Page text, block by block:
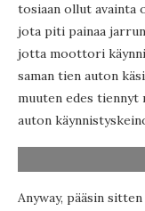
tosiaan ollut avainta
jota piti painaa jarrun
jotta moottori
saman tien auton
muuten edes
auton
Anyway, pääsin